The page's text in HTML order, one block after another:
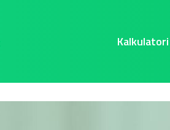
Kalkulatori